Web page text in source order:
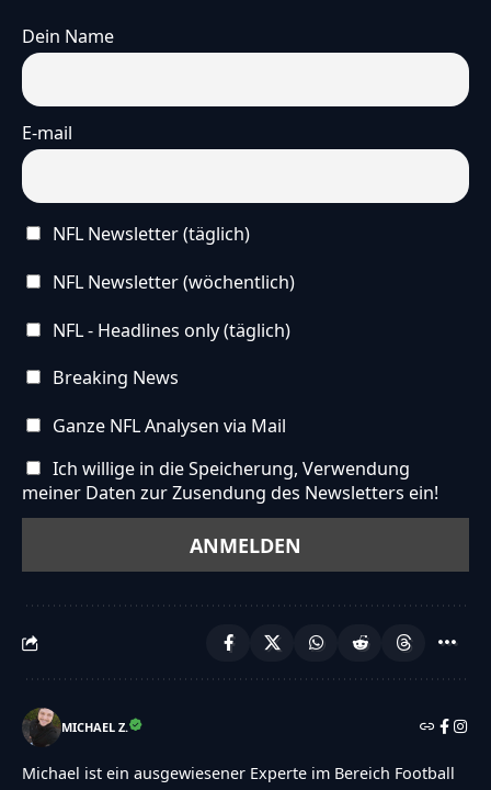
Dein Name
E-mail
NFL Newsletter (täglich)
NFL Newsletter (wöchentlich)
NFL - Headlines only (täglich)
Breaking News
Ganze NFL Analysen via Mail
Ich willige in die Speicherung, Verwendung
meiner Daten zur Zusendung des Newsletters ein!
MICHAEL Z.
Michael ist ein ausgewiesener Experte im Bereich Football